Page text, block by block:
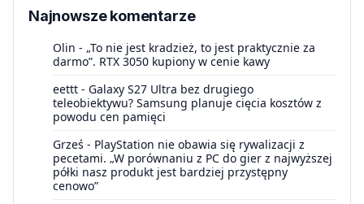
Najnowsze komentarze
Olin - „To nie jest kradzież, to jest praktycznie za
darmo”. RTX 3050 kupiony w cenie kawy
eettt - Galaxy S27 Ultra bez drugiego
teleobiektywu? Samsung planuje cięcia kosztów z
powodu cen pamięci
Grześ - PlayStation nie obawia się rywalizacji z
pecetami. „W porównaniu z PC do gier z najwyższej
półki nasz produkt jest bardziej przystępny
cenowo”